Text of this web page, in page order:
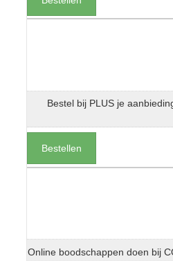
Bestel bij PLUS je
Bestellen
Online boodschappen doen bij